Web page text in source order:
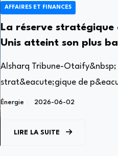
AFFAIRES ET FINANCES
La réserve
Unis atteint son plus
Alsharq Tribune-
strat&eacute;gique de
Énergie 2026-06-02
LIRE LA SUITE